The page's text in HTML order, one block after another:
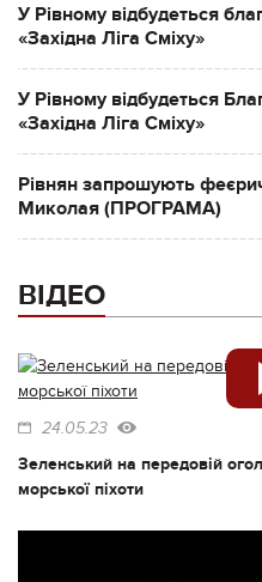
У Рівному відбудеться
«Західна Ліга Сміху»
У Рівному відбудеться
«Західна Ліга Сміху»
Рівнян запрошують
Миколая (ПРОГРАМА)
ВІДЕО
24.05.23
Зеленський на передовій
морської піхоти